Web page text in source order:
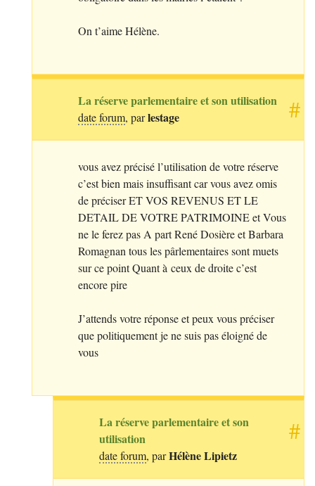
On t’aime Hélène.
#
La réserve parlementaire et son utilisation
date forum, parlestage
vous avez précisé l’utilisation de votre réserve
c’est bien mais insuffisant car vous avez omis
de préciserETVOS REVENUS ETLE
DETAILDEVOTREPATRIMOINEet Vous
ne le ferez pas A part René Dosière et Barbara
Romagnan tous les pârlementaires sont muets
sur ce point Quant à ceux de droite c’est
encore pire
J’attends votre réponse et peux vous préciser
que politiquement je ne suis pas éloigné de
vous
#
La réserve parlementaire et son
utilisation
date forum, parHélène Lipietz